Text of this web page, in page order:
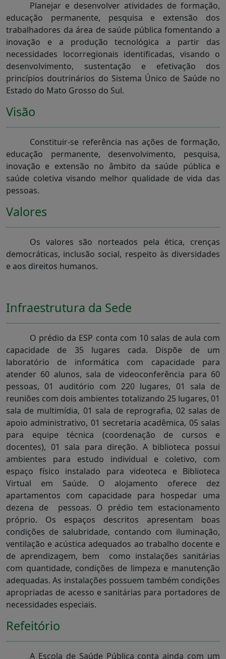
Planejar e desenvolver atividades de formação,
educação permanente, pesquisa e extensão dos
trabalhadores da área de saúde pública fomentando a
inovação e a produção tecnológica a partir das
necessidades locorregionais identificadas, visando o
desenvolvimento, sustentação e efetivação dos
princípios doutrinários do Sistema Único de Saúde no
Estado do Mato Grosso do Sul.
Visão
Constituir-se referência nas ações de formação,
educação permanente, desenvolvimento, pesquisa,
inovação e extensão no âmbito da saúde pública e
saúde coletiva visando melhor qualidade de vida das
pessoas.
Valores
Os valores são norteados pela ética, crenças
democráticas, inclusão social, respeito às diversidades
e aos direitos humanos.
Infraestrutura da Sede
O prédio da ESP conta com 10 salas de aula com
capacidade de 35 lugares cada. Dispõe de um
laboratório de informática com capacidade para
atender 60 alunos, sala de videoconferência para 60
pessoas, 01 auditório com 220 lugares, 01 sala de
reuniões com dois ambientes totalizando 25 lugares, 01
sala de multimídia, 01 sala de reprografia, 02 salas de
apoio administrativo, 01 secretaria acadêmica, 05 salas
para equipe técnica (coordenação de cursos e
docentes), 01 sala para direção. A biblioteca possui
ambientes para estudo individual e coletivo, com
espaço físico instalado para videoteca e Biblioteca
Virtual em Saúde. O alojamento oferece dez
apartamentos com capacidade para hospedar uma
dezena de pessoas. O prédio tem estacionamento
próprio. Os espaços descritos apresentam boas
condições de salubridade, contando com iluminação,
ventilação e acústica adequados ao trabalho docente e
de aprendizagem, bem como instalações sanitárias
com quantidade, condições de limpeza e manutenção
adequadas. As instalações possuem também condições
apropriadas de acesso e sanitárias para portadores de
necessidades especiais.
Refeitório
A Escola de Saúde Pública conta ainda com um